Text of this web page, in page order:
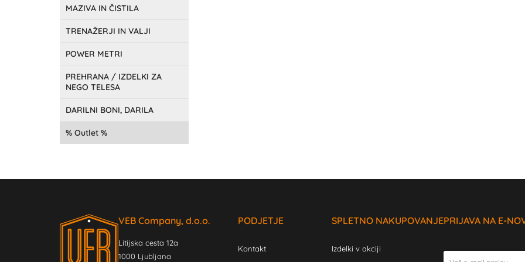
MAZIVA IN ČISTILA
TRENAŽERJI IN VALJI
POWER METRI
PREHRANA / IZDELKI ZA
NEGO TELESA
DARILNI BONI, DARILA
Outlet
VEB Company, d.o.o.
Litijska cesta 12a
1000 Ljubljana
PODJETJE
Kontakt
SPLETNO NAKUPOVANJE
Izdelki v akciji
PRIJAVA NA E-